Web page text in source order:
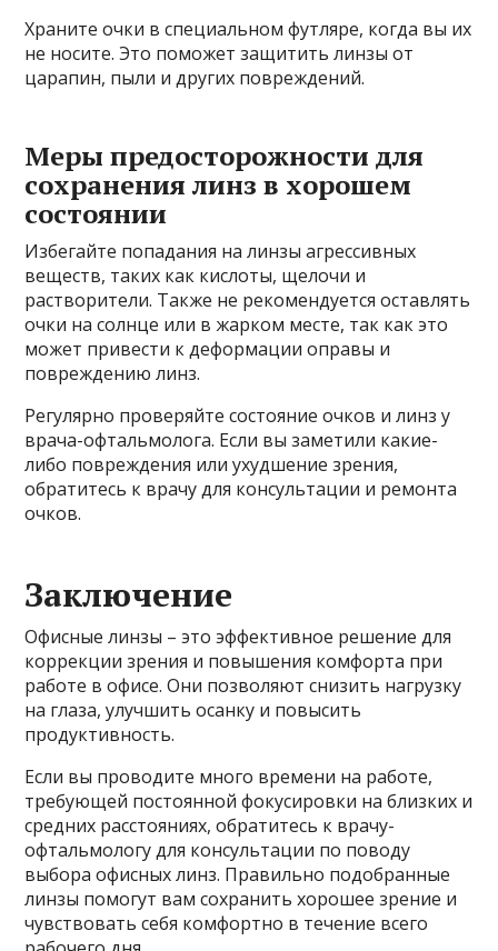
Храните очки в специальном футляре, когда вы их
не носите. Это поможет защитить линзы от
царапин, пыли и других повреждений.
Меры предосторожности для
сохранения линз в хорошем
состоянии
Избегайте попадания на линзы агрессивных
веществ, таких как кислоты, щелочи и
растворители. Также не рекомендуется оставлять
очки на солнце или в жарком месте, так как это
может привести к деформации оправы и
повреждению линз.
Регулярно проверяйте состояние очков и линз у
врача-офтальмолога. Если вы заметили какие-
либо повреждения или ухудшение зрения,
обратитесь к врачу для консультации и ремонта
очков.
Заключение
Офисные линзы – это эффективное решение для
коррекции зрения и повышения комфорта при
работе в офисе. Они позволяют снизить нагрузку
на глаза, улучшить осанку и повысить
продуктивность.
Если вы проводите много времени на работе,
требующей постоянной фокусировки на близких и
средних расстояниях, обратитесь к врачу-
офтальмологу для консультации по поводу
выбора офисных линз. Правильно подобранные
линзы помогут вам сохранить хорошее зрение и
чувствовать себя комфортно в течение всего